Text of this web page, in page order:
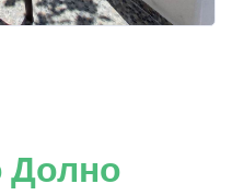
Долно